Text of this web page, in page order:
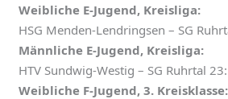
Weibliche E-Jugend, Kreisliga:
HSG Menden-Lendringsen – SG
Männliche E-Jugend, Kreisliga:
HTV Sundwig-Westig – SG Ruhrtal
Weibliche F-Jugend, 3. Kreisklasse: